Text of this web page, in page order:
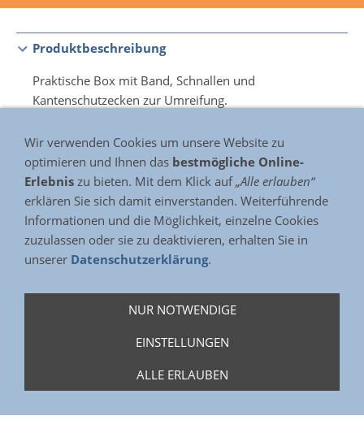
Produktbeschreibung
Praktische Box mit Band, Schnallen und
Kantenschutzecken zur Umreifung.
Leicht, platzsparend und handlich
Inhalt: 600m 13mm-Band, 300 Kantenschutzecken,
190 Schnallen
Mit leicht verständlicher Bedienungsanleitung und
nützlicher Griffmulde
Artikelnummern & Varianten
Wir verwenden Cookies um unsere Website zu
optimieren und Ihnen das bestmögliche Online-
Erlebnis zu bieten. Mit dem Klick auf„Alle erlauben“
erklären Sie sich damit einverstanden. Weiterführende
Informationen und die Möglichkeit, einzelne Cookies
zuzulassen oder sie zu deaktivieren, erhalten Sie in
unserer Datenschutzerklärung.
NUR NOTWENDIGE
EINSTELLUNGEN
ALLE ERLAUBEN